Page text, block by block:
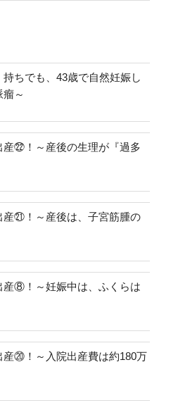
ちでも、43歳で自然妊娠し
～
㉒！～産後の生理が『過多
㉑！～産後は、子宮筋腫の
産⑧！～妊娠中は、ふくらは
産⑳！～入院出産費は約180万